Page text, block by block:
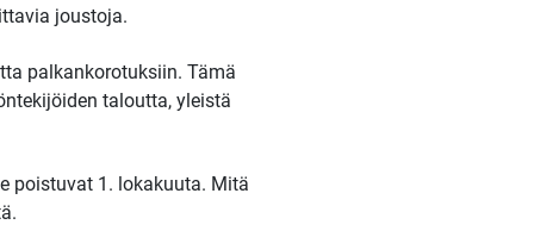
joustoja.
palkankorotuksiin. Tämä
taloutta, yleistä
poistuvat 1. lokakuuta. Mitä